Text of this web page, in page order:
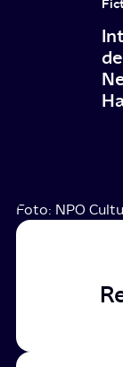
Foto: NPO